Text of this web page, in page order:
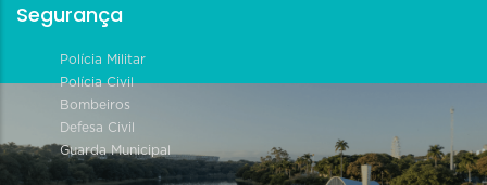
Segurança
Polícia Militar
Polícia Civil
Bombeiros
Defesa Civil
Guarda Municipal